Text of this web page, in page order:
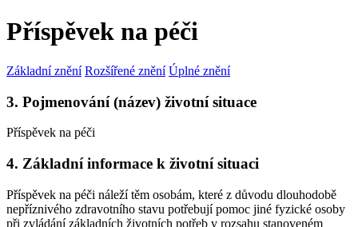
Příspěvek na péči
Základní znění Rozšířené znění Úplné znění
3. Pojmenování (název) životní situace
Příspěvek na péči
4. Základní informace k životní situaci
Příspěvek na péči náleží těm osobám, které z důvodu dlouhodobě
nepříznivého zdravotního stavu potřebují pomoc jiné fyzické osoby
při zvládání základních životních potřeb v rozsahu stanoveném